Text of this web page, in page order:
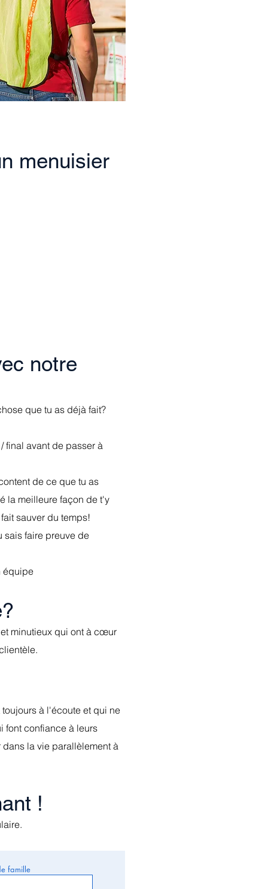
menuisier
notre
que tu as déjà fait?
final avant de passer à
de ce que tu as
la meilleure façon de t'y
sauver du temps!
sais faire preuve de
équipe
minutieux qui ont à cœur
à l'écoute et qui ne
font confiance à leurs
la vie parallèlement à
!
famille